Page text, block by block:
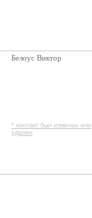
Белоус Виктор
* контакт был изменен или
удален